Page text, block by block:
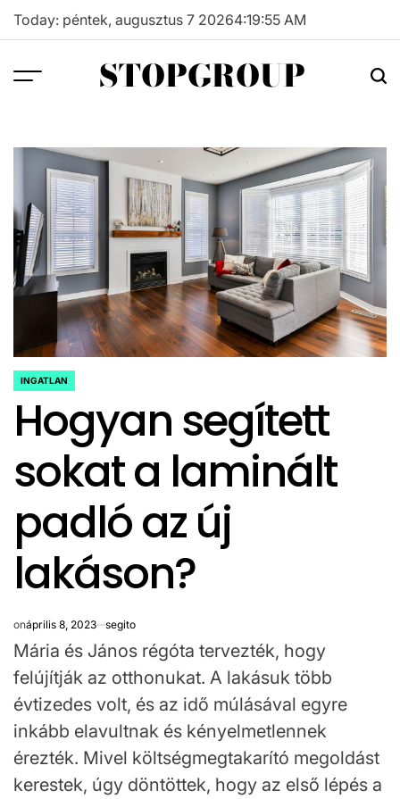
Skip
Today: péntek, augusztus 7 20264:19:56 AM
STOPGROUP
POSTED
IN
INGATLAN
Hogyan segített
sokat a laminált
padló az új
lakáson?
onáprilis 8, 2023 segito
Mária és János régóta tervezték, hogy
felújítják az otthonukat. A lakásuk több
évtizedes volt, és az idő múlásával egyre
inkább elavultnak és kényelmetlennek
érezték. Mivel költségmegtakarító megoldást
kerestek, úgy döntöttek, hogy az első lépés a